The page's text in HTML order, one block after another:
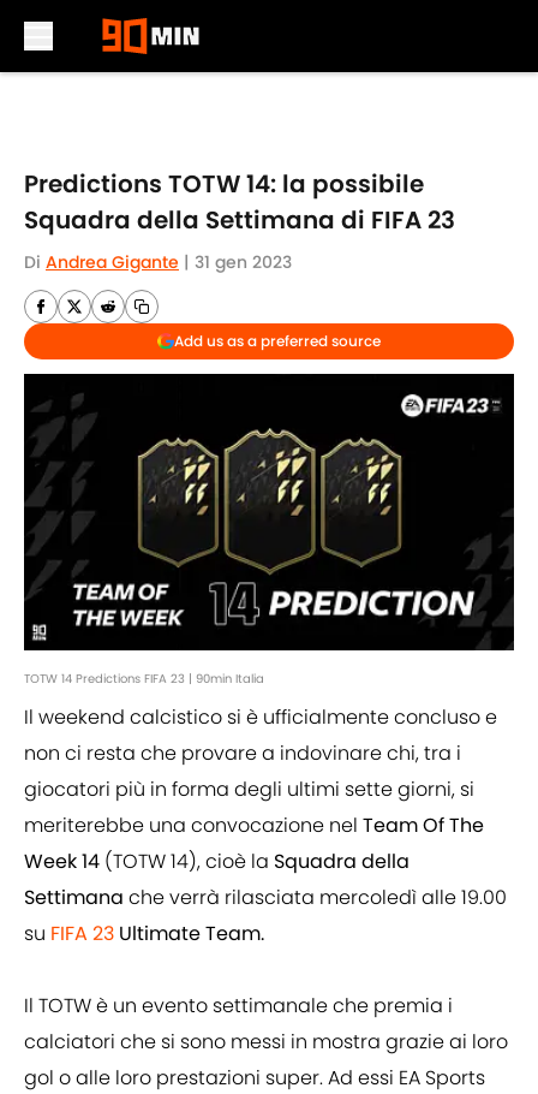
Predictions TOTW 14: la possibile
Squadra della Settimana di FIFA 23
Di Andrea Gigante | 31 gen 2023
Add us as a preferred source
TOTW 14 Predictions FIFA 23 | 90min Italia
Il weekend calcistico si è ufficialmente concluso e
non ci resta che provare a indovinare chi, tra i
giocatori più in forma degli ultimi sette giorni, si
meriterebbe una convocazione nel Team Of The
Week 14 (TOTW 14), cioè la Squadra della
Settimana che verrà rilasciata mercoledì alle 19.00
su FIFA 23 Ultimate Team.
Il TOTW è un evento settimanale che premia i
calciatori che si sono messi in mostra grazie ai loro
gol o alle loro prestazioni super. Ad essi EA Sports